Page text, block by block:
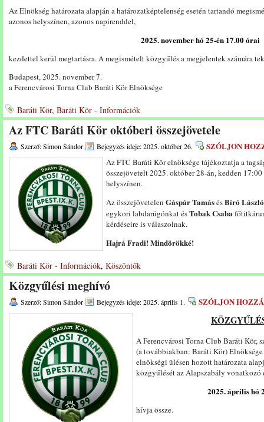
Az Elnökség határozata alapján a határozatképtelenség esetén tartandó
azonos helyszínen, azonos napirenddel,
2025. november hó 25-én 17.00órai
kezdettel kerül megtartásra. A megismételt közgyűlés a megjelentek számára
Budapest, 2025. november 7.
a Ferencvárosi Torna Club Baráti Kör Elnöksége
Baráti Kör, Baráti Kör - Információk
Az FTC Baráti Kör októberi összejövetele
Szerző: Simon Sándor Bejegyzés ideje: 2025. október 26. SZÓLJON
Az FTC Baráti Kör elnöksége tájékoztatja a
összejövetelt 2025. október 28-án, kedden
helyszínen.
Az összejövetelen Gáspár TamásésBíró László
egykori labdarúgónkat ésTobak Csaba
kérdéseire is válaszolnak.
Hajrá Fradi! Mindörökké!
Baráti Kör - Információk, Köszöntők
Közgyűlési meghívó
Szerző: Simon Sándor Bejegyzés ideje: 2025. április 1. SZÓLJON HOZZÁ
A Ferencvárosi Torna Club Baráti Kör,
(a továbbiakban: Baráti Kör)
elnökségi ülésen hozott határozata
közgyűlését az Alapszabály vonatkozó
2025. április hó
hívja össze.